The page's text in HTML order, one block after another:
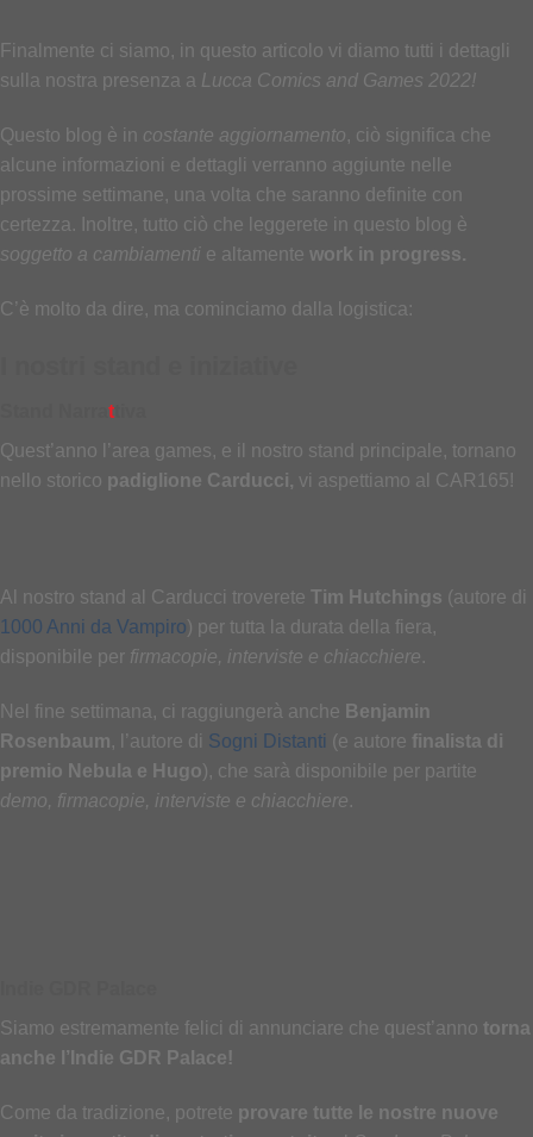
Finalmente ci siamo, in questo articolo vi diamo tutti i dettagli
sulla nostra presenza a Lucca Comics and Games 2022!
Questo blog è in costante aggiornamento, ciò significa che
alcune informazioni e dettagli verranno aggiunte nelle
prossime settimane, una volta che saranno definite con
certezza. Inoltre, tutto ciò che leggerete in questo blog è
soggetto a cambiamenti e altamente work in progress.
C’è molto da dire, ma cominciamo dalla logistica:
t
Quest’anno l’area games, e il nostro stand principale, tornano
nello storico padiglione Carducci, vi aspettiamo al CAR165!
Al nostro stand al Carducci troverete Tim Hutchings (autore di
1000 Anni da Vampiro) per tutta la durata della fiera,
disponibile per firmacopie, interviste e chiacchiere.
Nel fine settimana, ci raggiungerà anche Benjamin
Rosenbaum, l’autore di Sogni Distanti (e autore finalista di
premio Nebula e Hugo), che sarà disponibile per partite
demo, firmacopie, interviste e chiacchiere.
Siamo estremamente felici di annunciare che quest’anno torna
anche l’Indie GDR Palace!
Come da tradizione, potrete provare tutte le nostre nuove